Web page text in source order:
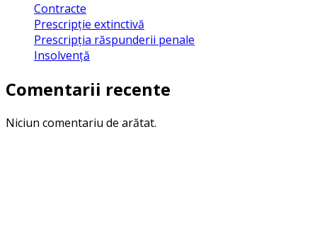
Contracte
Prescripţie extinctivă
Prescripţia răspunderii penale
Insolvenţă
Comentarii recente
Niciun comentariu de arătat.